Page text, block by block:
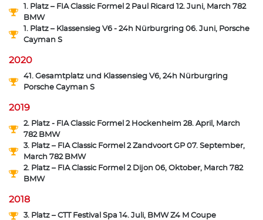
1. Platz – FIA Classic Formel 2 Paul Ricard 12. Juni, March 782
BMW
1. Platz – Klassensieg V6 - 24h Nürburgring 06. Juni, Porsche
Cayman S
2020
41. Gesamtplatz und Klassensieg V6, 24h Nürburgring
Porsche Cayman S
2019
2. Platz - FIA Classic Formel 2 Hockenheim 28. April, March
782 BMW
3. Platz – FIA Classic Formel 2 Zandvoort GP 07. September,
March 782 BMW
2. Platz – FIA Classic Formel 2 Dijon 06, Oktober, March 782
BMW
2018
3. Platz – CTT Festival Spa 14. Juli, BMW Z4 M Coupe